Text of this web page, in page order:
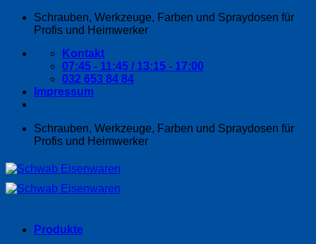
Zum
Schrauben, Werkzeuge, Farben und Spraydosen für
Profis und Heimwerker
Kontakt
07:45 - 11:45 / 13:15 - 17:00
032 653 84 84
Impressum
Schrauben, Werkzeuge, Farben und Spraydosen für
Profis und Heimwerker
Produkte